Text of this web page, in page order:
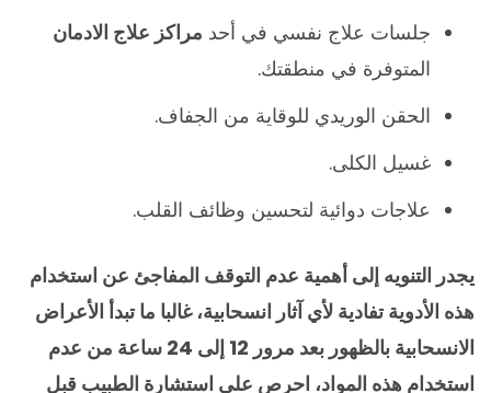
جلسات علاج نفسي في أحد مراكز علاج الادمان
المتوفرة في منطقتك.
الحقن الوريدي للوقاية من الجفاف.
غسيل الكلى.
علاجات دوائية لتحسين وظائف القلب.
يجدر التنويه إلى أهمية عدم التوقف المفاجئ عن استخدام
هذه الأدوية تفادية لأي آثار انسحابية، غالبا ما تبدأ الأعراض
الانسحابية بالظهور بعد مرور 12 إلى 24 ساعة من عدم
استخدام هذه المواد، احرص على استشارة الطبيب قبل